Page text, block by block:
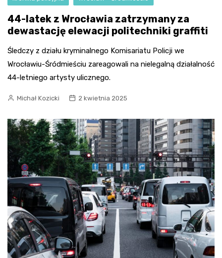
44-latek z Wrocławia zatrzymany za
dewastację elewacji politechniki graffiti
Śledczy z działu kryminalnego Komisariatu Policji we
Wrocławiu-Śródmieściu zareagowali na nielegalną działalność
44-letniego artysty ulicznego.
Michał Kozicki 2 kwietnia 2025